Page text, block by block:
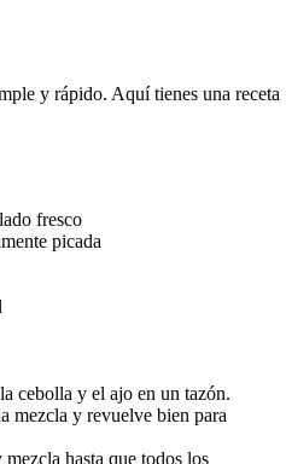
y rápido. Aquí tienes una receta
fresco
picada
cebolla y el ajo en un tazón.
mezcla y revuelve bien para
hasta que todos los